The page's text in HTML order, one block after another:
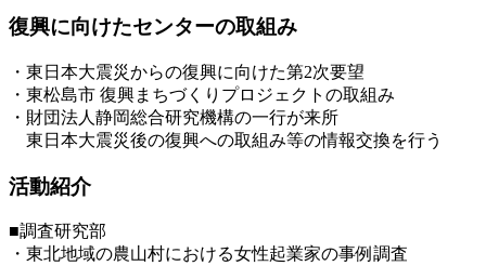
復興に向けたセンターの取組み
・東日本大震災からの復興に向けた第2次要望
・東松島市 復興まちづくりプロジェクトの取組み
・財団法人静岡総合研究機構の一行が来所
東日本大震災後の復興への取組み等の情報交換を行う
活動紹介
■調査研究部
・東北地域の農山村における女性起業家の事例調査